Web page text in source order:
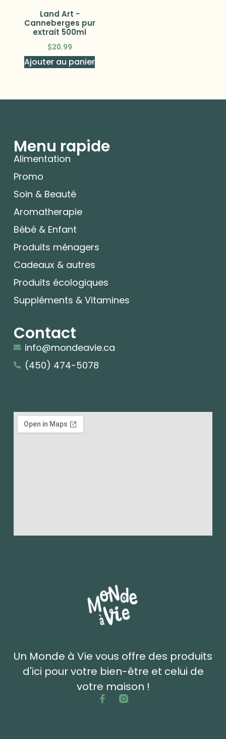
Land Art -
Canneberges pur
extrait 500ml
$20.99
Ajouter au panier
Un Monde à Vie vous offre des produits
d'ici pour votre bien-être et celui de
votre maison !
Menu rapide
Alimentation
Promo
Soin & Beauté
Aromatherapie
Bébé & Enfant
Produits ménagers
Cadeaux & autres
Produits écologiques
Suppléments & Vitamines
Contact
info@mondeavie.ca
(450) 474-5078